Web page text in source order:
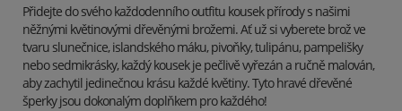
Přidejte do svého každodenního outfitu kousek přírody s našimi
něžnými květinovými dřevěnými brožemi. Ať už si vyberete brož ve
tvaru slunečnice, islandského máku, pivoňky, tulipánu, pampelišky
nebo sedmikrásky, každý kousek je pečlivě vyřezán a ručně malován,
aby zachytil jedinečnou krásu každé květiny. Tyto hravé dřevěné
šperky jsou dokonalým doplňkem pro každého!